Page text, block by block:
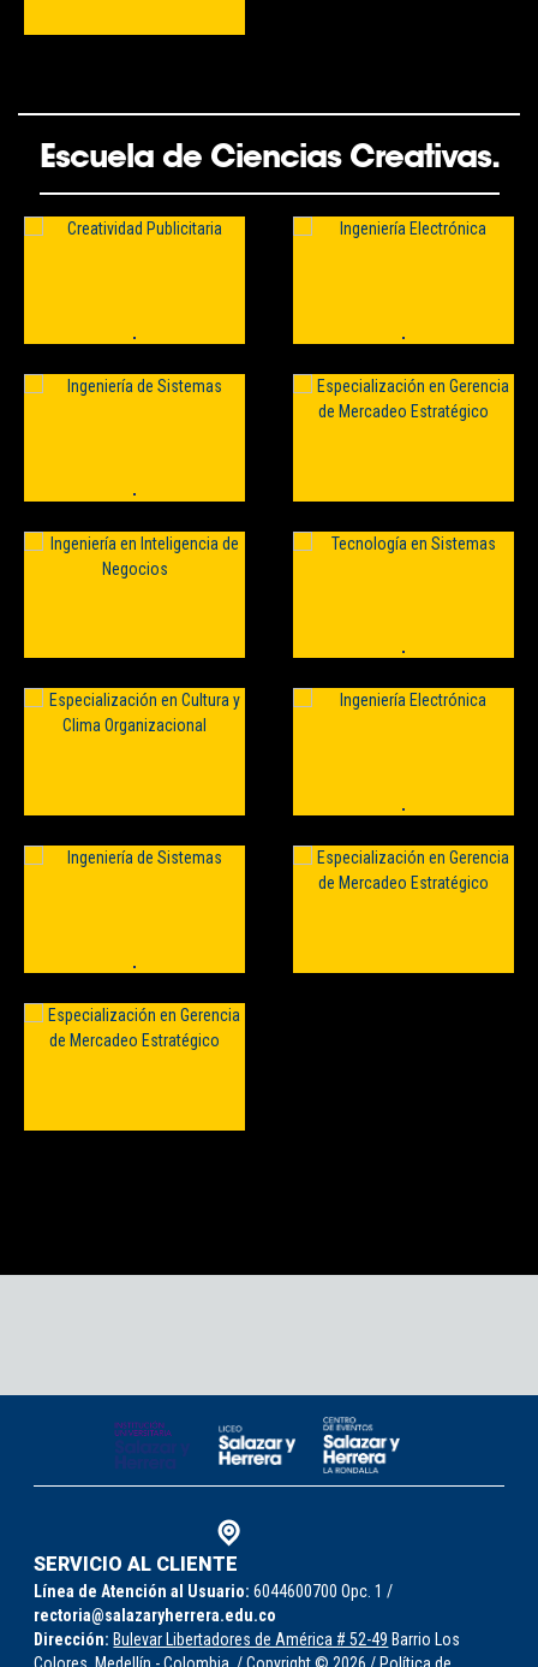
Escuela de Ciencias Creativas.
SERVICIO AL CLIENTE
Línea de Atención al Usuario: 6044600700 Opc. 1 /
rectoria@salazaryherrera.edu.co
Dirección: Bulevar Libertadores de América # 52-49 Barrio Los